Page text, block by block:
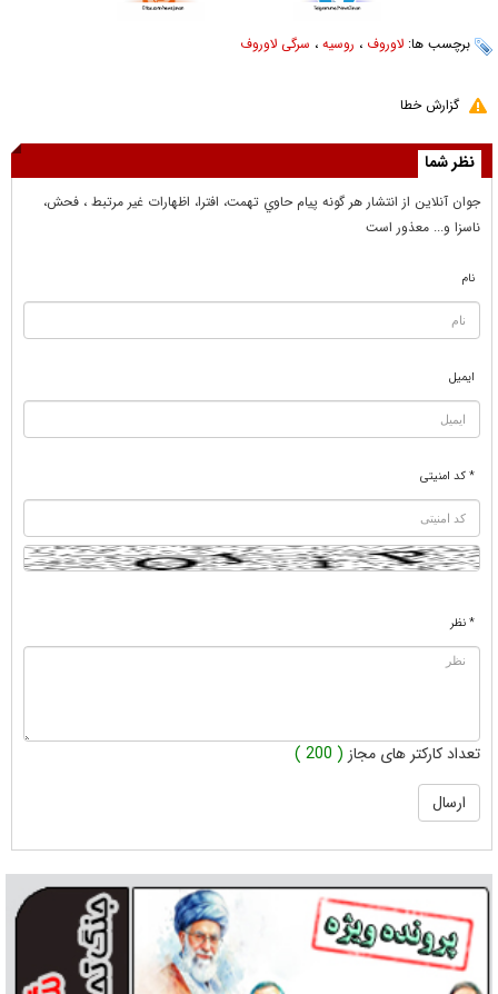
برچسب ها: لاوروف ، روسیه ، سرگی لاوروف
گزارش خطا
نظر شما
جوان آنلاين از انتشار هر گونه پيام حاوي تهمت، افترا، اظهارات غير مرتبط ، فحش،
ناسزا و... معذور است
نام
ایمیل
* کد امنیتی
* نظر
تعداد کارکتر های مجاز ( 200 )